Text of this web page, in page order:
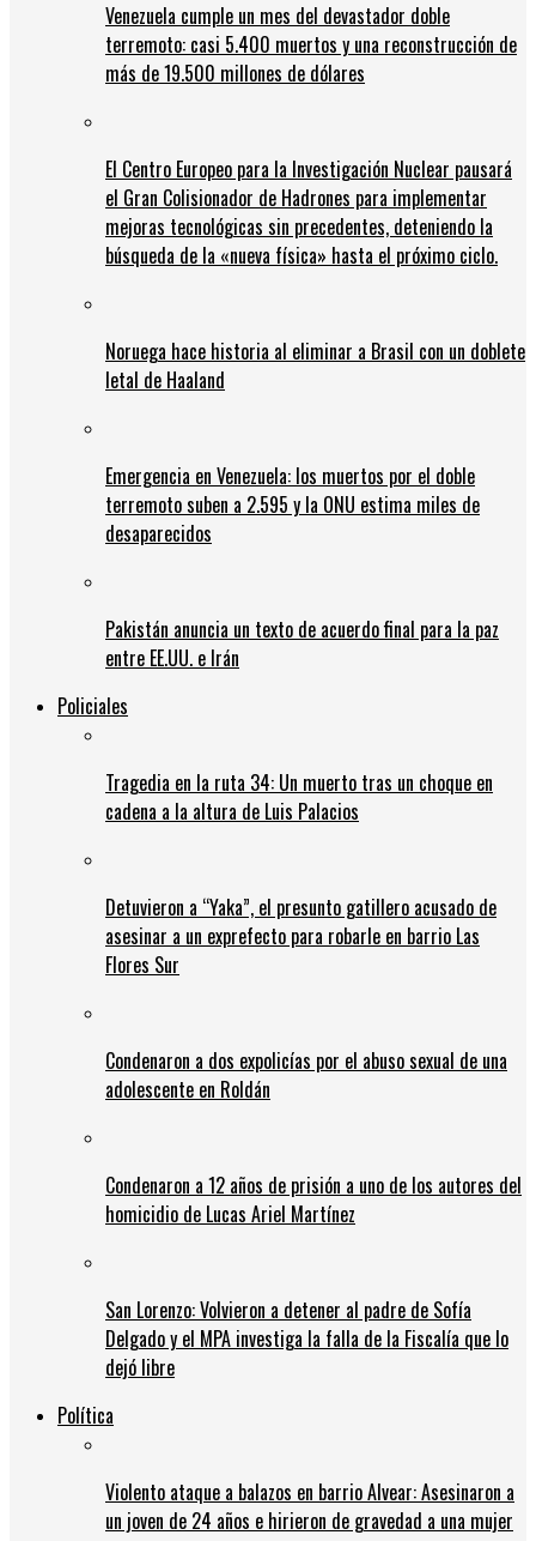
Venezuela cumple un mes del devastador doble
terremoto: casi 5.400 muertos y una reconstrucción de
más de 19.500 millones de dólares
El Centro Europeo para la Investigación Nuclear pausará
el Gran Colisionador de Hadrones para implementar
mejoras tecnológicas sin precedentes, deteniendo la
búsqueda de la «nueva física» hasta el próximo ciclo.
Noruega hace historia al eliminar a Brasil con un doblete
letal de Haaland
Emergencia en Venezuela: los muertos por el doble
terremoto suben a 2.595 y la ONU estima miles de
desaparecidos
Pakistán anuncia un texto de acuerdo final para la paz
entre EE.UU. e Irán
Policiales
Tragedia en la ruta 34: Un muerto tras un choque en
cadena a la altura de Luis Palacios
Detuvieron a “Yaka”, el presunto gatillero acusado de
asesinar a un exprefecto para robarle en barrio Las
Flores Sur
Condenaron a dos expolicías por el abuso sexual de una
adolescente en Roldán
Condenaron a 12 años de prisión a uno de los autores del
homicidio de Lucas Ariel Martínez
San Lorenzo: Volvieron a detener al padre de Sofía
Delgado y el MPA investiga la falla de la Fiscalía que lo
dejó libre
Política
Violento ataque a balazos en barrio Alvear: Asesinaron a
un joven de 24 años e hirieron de gravedad a una mujer